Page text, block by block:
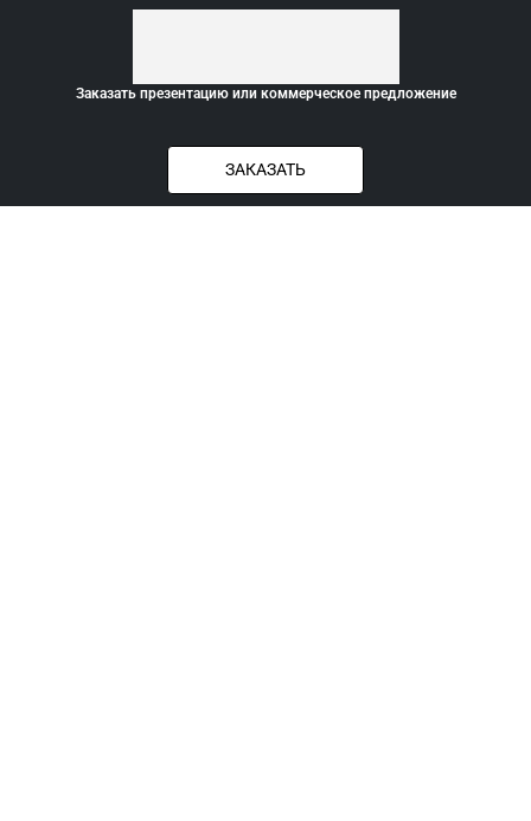
Заказать презентацию или коммерческое предложение
ЗАКАЗАТЬ